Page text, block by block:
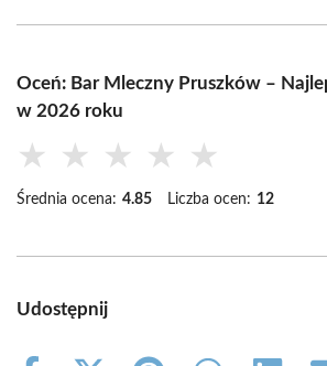
Oceń: Bar Mleczny Pruszków –
w 2026 roku
★ ★ ★ ★ ★
Średnia ocena: 4.85 Liczba ocen: 12
Udostępnij